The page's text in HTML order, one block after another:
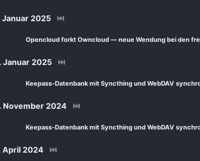
2025 ⏭
Opencloud forkt Owncloud — neue Wendung bei den
2025 ⏭
Keepass-Datenbank mit Syncthing und WebDAV
2024 ⏭
Keepass-Datenbank mit Syncthing und WebDAV
April 2024 ⏭